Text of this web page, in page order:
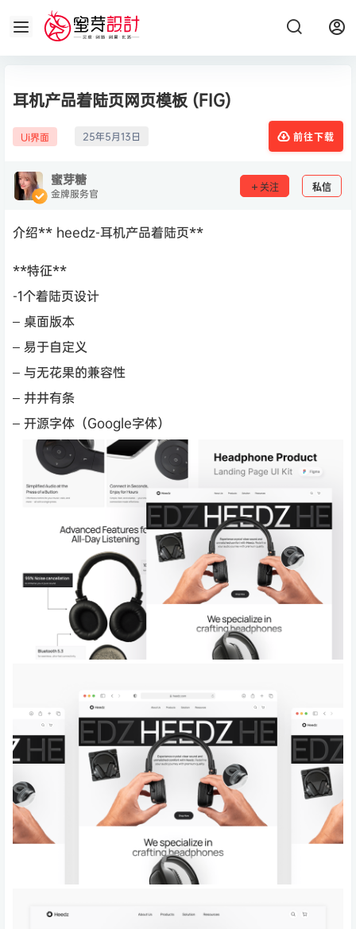
耳机产品着陆页网页模板 (FIG)
Ui界面 25年5月13日 前往下载
蜜芽糖
金牌服务官 关注 私信
介绍** heedz-耳机产品着陆页**
**特征**
-1个着陆页设计
– 桌面版本
– 易于自定义
– 与无花果的兼容性
– 井井有条
– 开源字体（Google字体）